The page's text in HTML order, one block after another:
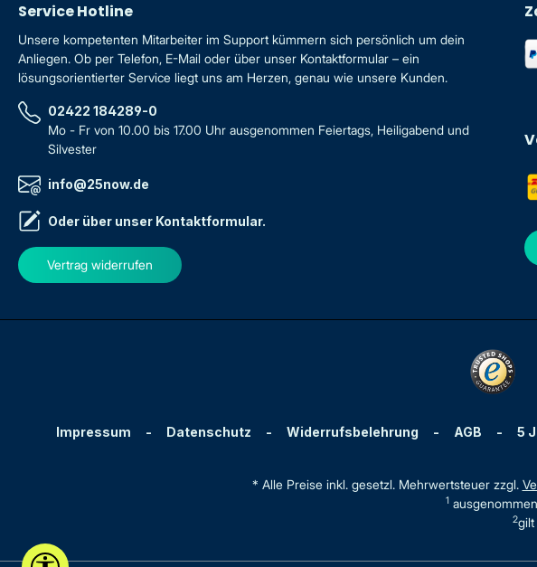
Service Hotline
Unsere kompetenten Mitarbeiter im Support kümmern sich persönlich um dein
Anliegen. Ob per Telefon, E-Mail oder über unser Kontaktformular – ein
lösungsorientierter Service liegt uns am Herzen, genau wie unsere Kunden.
02422 184289-0
Mo - Fr von 10.00 bis 17.00 Uhr ausgenommen Feiertags, Heiligabend und
Silvester
info@25now.de
Oder über unser Kontaktformular.
Vertrag widerrufen
Impressum - Datenschutz - Widerrufsbelehrung - AGB - 5
* Alle Preise inkl. gesetzl. Mehrwertsteuer zzgl.
1
2gilt
Werkzeugleiste anzeigen